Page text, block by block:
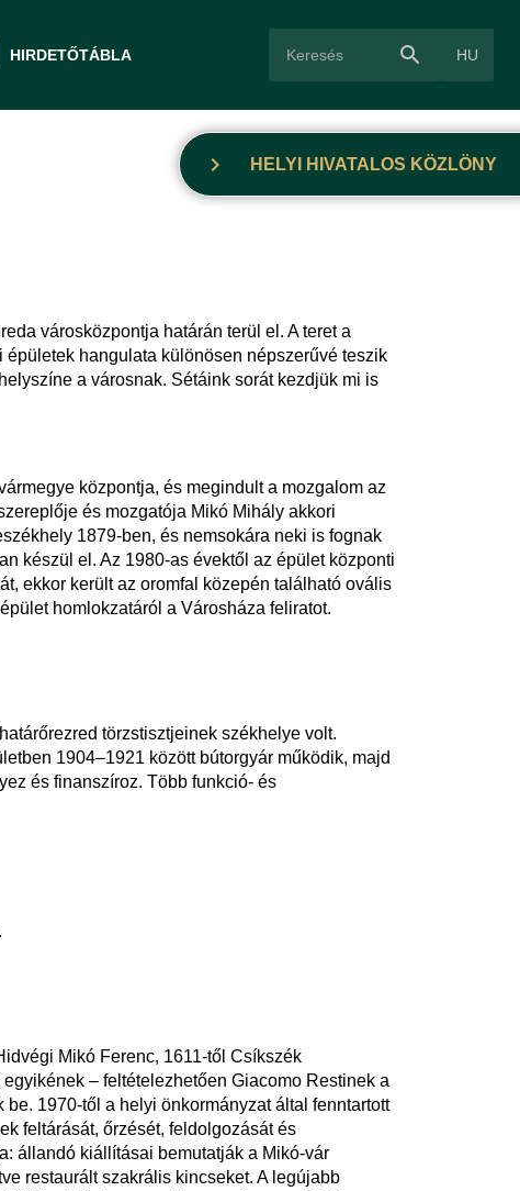
HIRDETŐTÁBLA search HU
chevron_right HELYI HIVATALOS KÖZLÖNY
városközpontja határán terül el. A teret a
hangulata különösen népszerűvé teszik
a városnak. Sétáink sorát kezdjük mi is
központja, és megindult a mozgalom az
és mozgatója Mikó Mihály akkori
1879-ben, és nemsokára neki is fognak
készül el. Az 1980-as évektől az épület központi
ekkor került az oromfal közepén található ovális
homlokzatáról a Városháza feliratot.
törzstisztjeinek székhelye volt.
1904–1921 között bútorgyár működik, majd
és finanszíroz. Több funkció- és
Mikó Ferenc, 1611-től Csíkszék
– feltételezhetően Giacomo Restinek a
1970-től a helyi önkormányzat által fenntartott
feltárását, őrzését, feldolgozását és
állandó kiállításai bemutatják a Mikó-vár
restaurált szakrális kincseket. A legújabb